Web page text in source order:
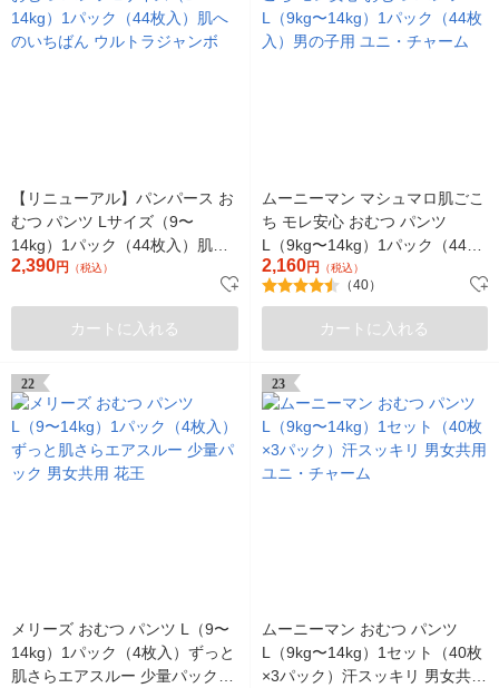
【リニューアル】パンパース お
むつ パンツ Lサイズ（9〜
14kg）1パック（44枚入）肌へ
のいちばん ウルトラジャンボ
2,390円 （税込）
カートに入れる
ムーニーマン マシュマロ肌ごこ
ち モレ安心 おむつ パンツ
L（9kg〜14kg）1パック（44枚
入）男の子用 ユニ・チャーム
2,160円 （税込）
（40）
カートに入れる
22
メリーズ おむつ パンツ L（9〜
14kg）1パック（4枚入）ずっと
肌さらエアスルー 少量パック
23
ムーニーマン おむつ パンツ
L（9kg〜14kg）1セット（40枚
×3パック）汗スッキリ 男女共用